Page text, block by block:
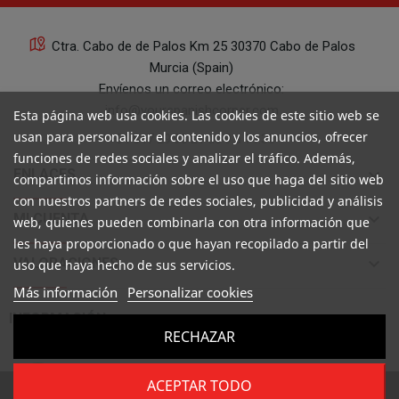
Ctra. Cabo de de Palos Km 25 30370 Cabo de Palos
Murcia (Spain)
Envíenos un correo electrónico:
info@yourspanishcorner.com
+34 647 29 98 21 de 9 a 14:30
ENLACES keyboard_arrow_down
MI CUENTA keyboard_arrow_down
VALORACIONES
INFORMACIÓN 
Esta página web usa cookies. Las cookies de este sitio web se
usan para personalizar el contenido y los anuncios, ofrecer
funciones de redes sociales y analizar el tráfico. Además,
compartimos información sobre el uso que haga del sitio web
con nuestros partners de redes sociales, publicidad y análisis
web, quienes pueden combinarla con otra información que
les haya proporcionado o que hayan recopilado a partir del
uso que haya hecho de sus servicios.
Más información Personalizar cookies
RECHAZAR
ACEPTAR TODO
Your Spanish Corner. Todos los derechos reservados